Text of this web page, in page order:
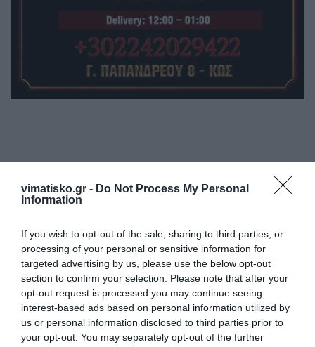
vimatisko.gr - Do Not Process My Personal
Information
If you wish to opt-out of the sale, sharing to third parties, or
processing of your personal or sensitive information for
targeted advertising by us, please use the below opt-out
section to confirm your selection. Please note that after your
opt-out request is processed you may continue seeing
interest-based ads based on personal information utilized by
us or personal information disclosed to third parties prior to
your opt-out. You may separately opt-out of the further
Η ανωνυμία είναι το καλύτερο κρησφύγετο δειλίας και
Σχόλια 0
Πρόσθεσε ένα σχόλιο